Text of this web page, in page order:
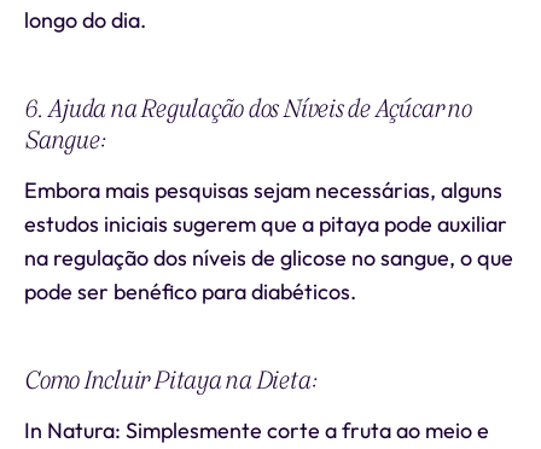
longo do dia.
6. Ajuda na Regulação dos Níveis de Açúcar no
Sangue:
Embora mais pesquisas sejam necessárias, alguns
estudos iniciais sugerem que a pitaya pode auxiliar
na regulação dos níveis de glicose no sangue, o que
pode ser benéfico para diabéticos.
Como Incluir Pitaya na Dieta:
In Natura: Simplesmente corte a fruta ao meio e